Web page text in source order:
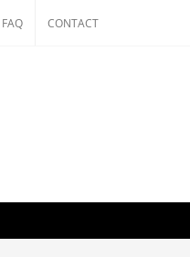
FAQ CONTACT